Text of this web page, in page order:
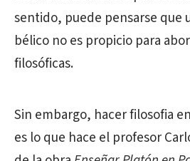
sentido, puede pensarse que
bélico no es propicio para
filosóficas.
Sin embargo, hacer filosofia
es lo que hace el profesor